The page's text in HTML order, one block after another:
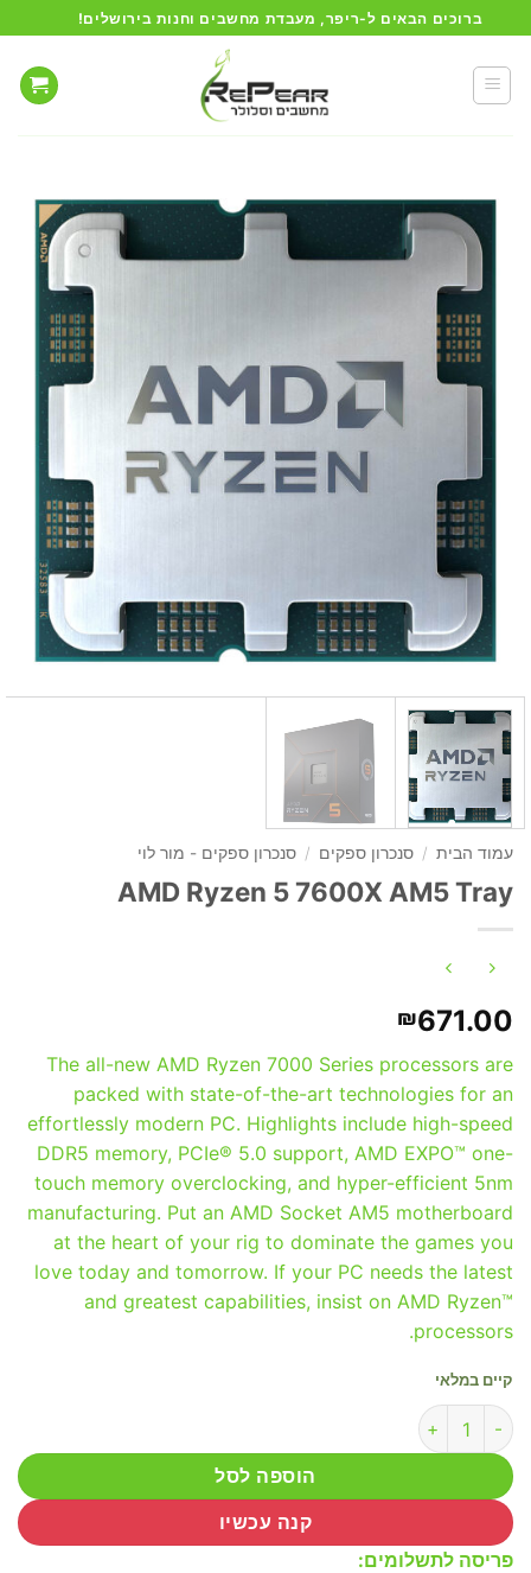
to
content
ברוכים הבאים ל-ריפר, מעבדת מחשבים וחנות בירושלים!
עמוד הבית / סנכרון ספקים / סנכרון ספקים - מור לוי
AMD Ryzen 5 7600X AM5 Tray
₪671.00
The all-new AMD Ryzen 7000 Series processors are
packed with state-of-the-art technologies for an
effortlessly modern PC. Highlights include high-speed
DDR5 memory, PCIe® 5.0 support, AMD EXPO™ one-
touch memory overclocking, and hyper-efficient 5nm
manufacturing. Put an AMD Socket AM5 motherboard
at the heart of your rig to dominate the games you
love today and tomorrow. If your PC needs the latest
and greatest capabilities, insist on AMD Ryzen™
processors.
קיים במלאי
כמות של AMD Ryzen 5 7600X AM5 Tray
הוספה לסל
קנה עכשיו
פריסה לתשלומים: